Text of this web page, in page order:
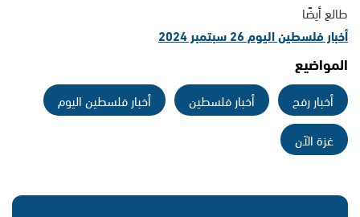
طالع أيضًا
أخبار فلسطين اليوم 26 سبتمبر 2024
المواضيع
أخبار رفح أخبار فلسطين
أخبار فلسطين اليوم
غزة الآن